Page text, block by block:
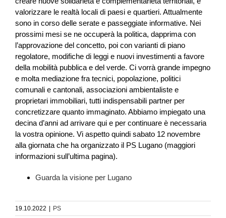
valorizzare le realtà locali di paesi e quartieri. Attualmente
sono in corso delle serate e passeggiate informative. Nei
prossimi mesi se ne occuperà la politica, dapprima con
l’approvazione del concetto, poi con varianti di piano
regolatore, modifiche di leggi e nuovi investimenti a favore
della mobilità pubblica e del verde. Ci vorrà grande impegno
e molta mediazione fra tecnici, popolazione, politici
comunali e cantonali, associazioni ambientaliste e
proprietari immobiliari, tutti indispensabili partner per
concretizzare quanto immaginato. Abbiamo impiegato una
decina d’anni ad arrivare qui e per continuare è necessaria
la vostra opinione. Vi aspetto quindi sabato 12 novembre
alla giornata che ha organizzato il PS Lugano (maggiori
informazioni sull’ultima pagina).
Guarda la visione per Lugano
19.10.2022 PS